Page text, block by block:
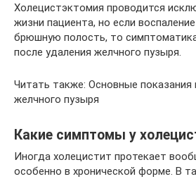
Холецистэктомия проводится
жизни пациента, но если
брюшную полость, то
после удаления желчного пузыря.
Читать также: Основные показания
желчного пузыря
Какие симптомы у
Иногда холецистит протекает
особенно в хронической форме. В